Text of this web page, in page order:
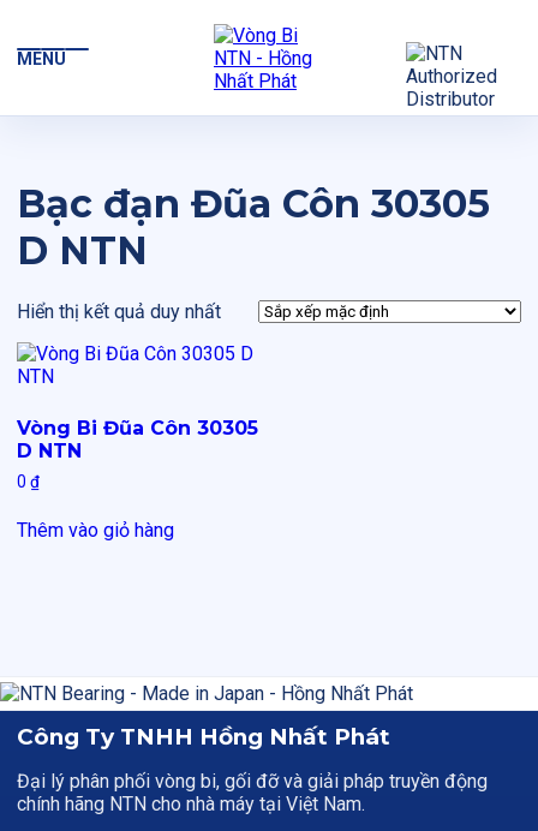
MENU
Bạc đạn Đũa Côn 30305
D NTN
Hiển thị kết quả duy nhất
Vòng Bi Đũa Côn 30305
D NTN
0 ₫
Thêm vào giỏ hàng
Công Ty TNHH Hồng Nhất Phát
Đại lý phân phối vòng bi, gối đỡ và giải pháp truyền động
chính hãng NTN cho nhà máy tại Việt Nam.